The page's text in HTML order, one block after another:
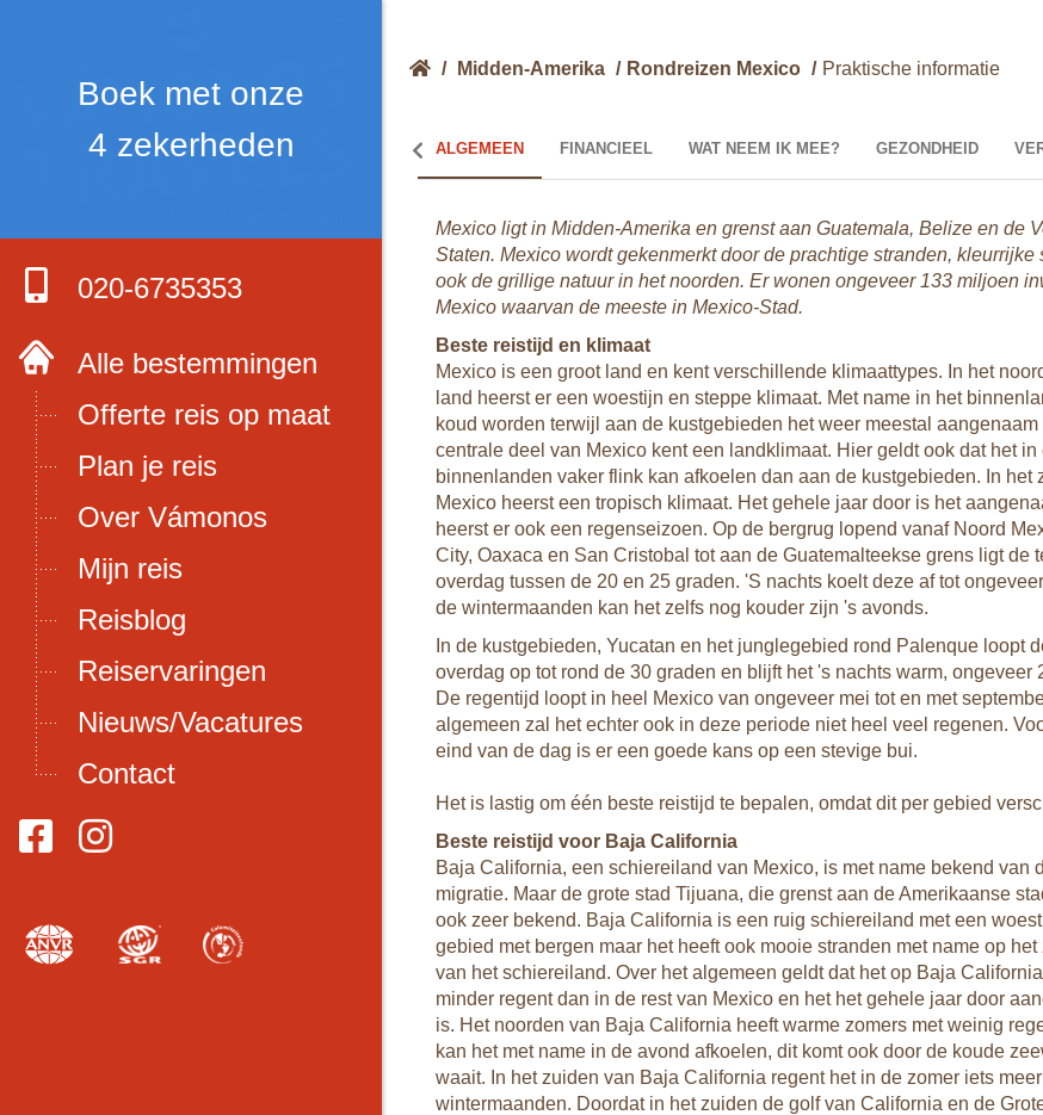
Boek met onze
4 zekerheden
020-6735353
Alle bestemmingen
Offerte reis op maat
Plan je reis
Over Vámonos
Mijn reis
Reisblog
Reiservaringen
Nieuws/Vacatures
Contact
/ Midden-Amerika / Rondreizen Mexico / Praktische informatie
ALGEMEEN FINANCIEEL WAT NEEM IK MEE? GEZONDHEID
Mexico ligt in Midden-Amerika en grenst aan Guatemala, Belize en de
Staten. Mexico wordt gekenmerkt door de prachtige stranden, kleurrijke
ook de grillige natuur in het noorden. Er wonen ongeveer 133 miljoen
Mexico waarvan de meeste in Mexico-Stad.
Beste reistijd en klimaat
Mexico is een groot land en kent verschillende klimaattypes. In het
land heerst er een woestijn en steppe klimaat. Met name in het
koud worden terwijl aan de kustgebieden het weer meestal aangenaam
centrale deel van Mexico kent een landklimaat. Hier geldt ook dat het in
binnenlanden vaker flink kan afkoelen dan aan de kustgebieden. In het
Mexico heerst een tropisch klimaat. Het gehele jaar door is het
heerst er ook een regenseizoen. Op de bergrug lopend vanaf Noord
City, Oaxaca en San Cristobal tot aan de Guatemalteekse grens ligt de
overdag tussen de 20 en 25 graden. 'S nachts koelt deze af tot
de wintermaanden kan het zelfs nog kouder zijn 's avonds.
In de kustgebieden, Yucatan en het junglegebied rond Palenque loopt
overdag op tot rond de 30 graden en blijft het 's nachts warm, ongeveer
De regentijd loopt in heel Mexico van ongeveer mei tot en met
algemeen zal het echter ook in deze periode niet heel veel regenen.
eind van de dag is er een goede kans op een stevige bui.
Het is lastig om één beste reistijd te bepalen, omdat dit per gebied
Beste reistijd voor Baja California
Baja California, een schiereiland van Mexico, is met name bekend van
migratie. Maar de grote stad Tijuana, die grenst aan de Amerikaanse
ook zeer bekend. Baja California is een ruig schiereiland met een
gebied met bergen maar het heeft ook mooie stranden met name op het
van het schiereiland. Over het algemeen geldt dat het op Baja
minder regent dan in de rest van Mexico en het het gehele jaar door
is. Het noorden van Baja California heeft warme zomers met weinig
kan het met name in de avond afkoelen, dit komt ook door de koude
waait. In het zuiden van Baja California regent het in de zomer iets
wintermaanden. Doordat in het zuiden de golf van California en de